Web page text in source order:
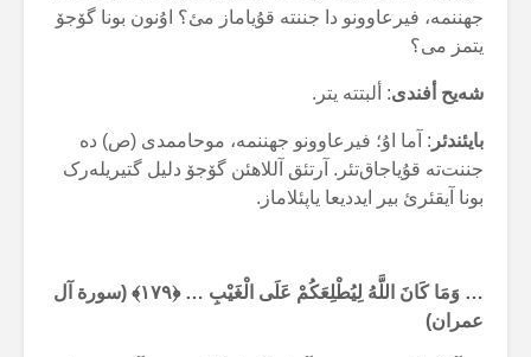
جهننمە، فیرعاوونو دا جننتە قۇیاماز مئ؟ اۇنون بونا گۆجۆ
یتمز می؟
شەیح أفندی: ألبتتە یتر.
بایئندئر : آما اۇ؛ فیرعاوونو جهننمە، موحاممدی (ص) دە
جننت‌تە قۇیاجاق‌تئر. آرتئق آللاهئن گۆجۆ دلیل گتیریلەرک
بونا آیقئرئ بیر ایددیعا یاپئلاماز.
… وَمَا كَانَ اللَّهُ لِيُطْلِعَكُمْ عَلَى الْغَيْبِ … ﴿۱۷۹﴾ (سورة آل
عمران)